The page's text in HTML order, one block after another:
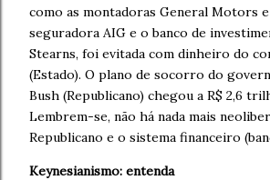
como as montadoras General Motors
seguradora AIG e o banco de
Stearns, foi evitada com dinheiro do
(Estado). O plano de socorro do
Bush (Republicano) chegou a R$ 2,6
Lembrem-se, não há nada mais
Republicano e o sistema financeiro
Keynesianismo: entenda